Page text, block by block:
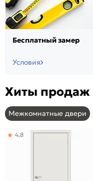
Бесплатный замер
Условия
Хиты продаж
Межкомнатные двери
4,8